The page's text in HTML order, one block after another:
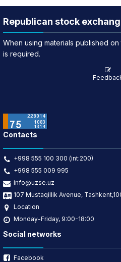
Republican stock
When using materials published
is required.
Contacts
+998 555 100 300 (int:200)
+998 555 009 995
info@uzse.uz
107 Mustaqillik Avenue,
Location
Monday-Friday, 9:00-18:00
Social networks
Facebook